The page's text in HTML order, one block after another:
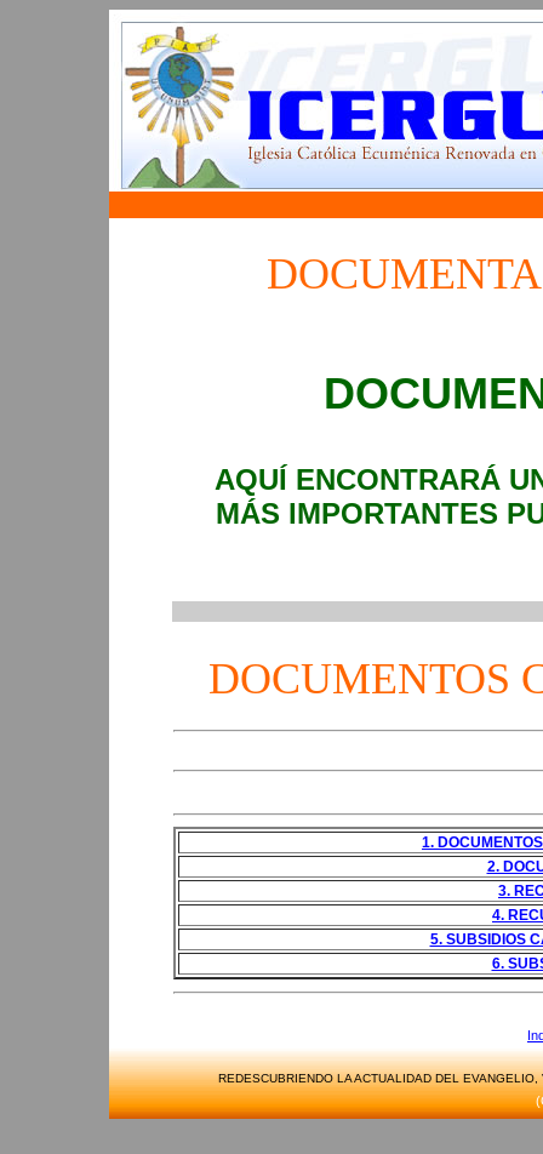
AQUÍ ENCONTRARÁ
MÁS IMPORTANTES
DOCUMENTOS
1.
2.
3.
4.
5. SUBSIDIOS
6.